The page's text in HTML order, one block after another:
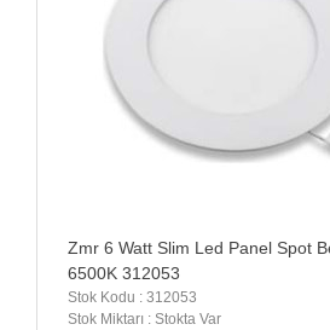
Zmr 6 Watt Slim Led Panel Spot
6500K 312053
Stok Kodu : 312053
Stok Miktarı : Stokta Var